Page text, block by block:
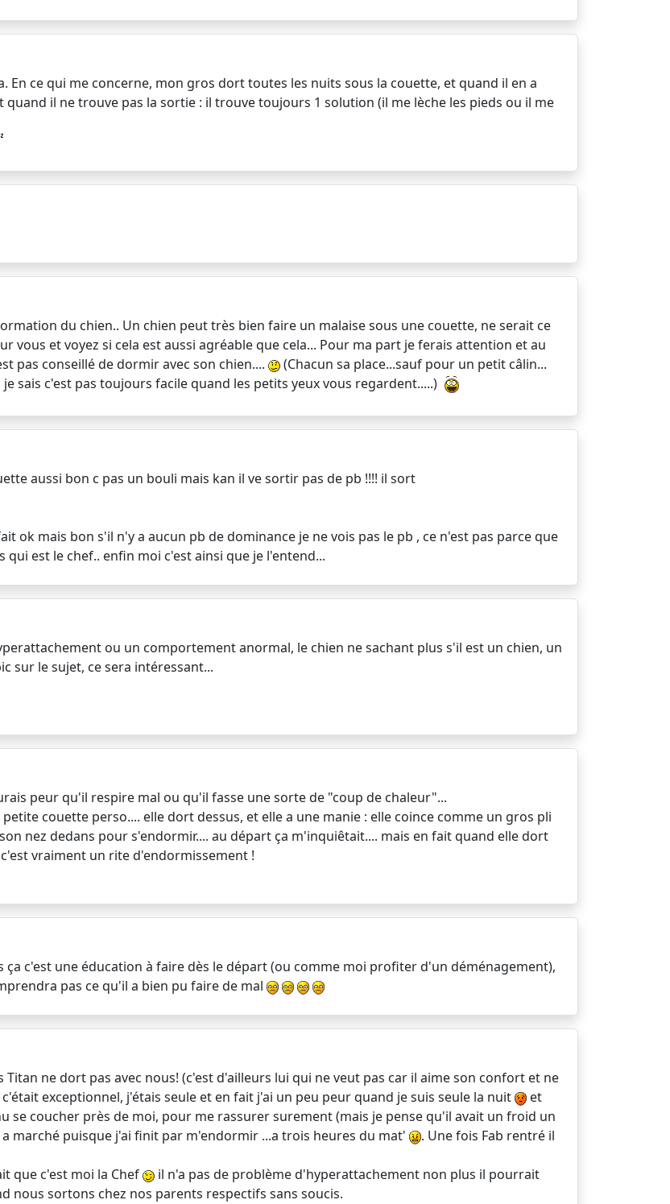
En ce qui me concerne, mon gros dort toutes les nuits sous la couette, et quand il en a
il ne trouve pas la sortie : il trouve toujours 1 solution (il me lèche les pieds ou il me
du chien.. Un chien peut très bien faire un malaise sous une couette, ne serait ce
vous et voyez si cela est aussi agréable que cela... Pour ma part je ferais attention et au
pas conseillé de dormir avec son chien....
(Chacun sa place...sauf pour un petit câlin...
je sais c'est pas toujours facile quand les petits yeux vous regardent.....)
aussi bon c pas un bouli mais kan il ve sortir pas de pb !!!! il sort
ok mais bon s'il n'y a aucun pb de dominance je ne vois pas le pb , ce n'est pas parce que
est le chef.. enfin moi c'est ainsi que je l'entend...
ou un comportement anormal, le chien ne sachant plus s'il est un chien, un
sur le sujet, ce sera intéressant...
peur qu'il respire mal ou qu'il fasse une sorte de "coup de chaleur"...
couette perso.... elle dort dessus, et elle a une manie : elle coince comme un gros pli
nez dedans pour s'endormir.... au départ ça m'inquiêtait.... mais en fait quand elle dort
vraiment un rite d'endormissement !
c'est une éducation à faire dès le départ (ou comme moi profiter d'un déménagement),
pas ce qu'il a bien pu faire de mal
ne dort pas avec nous! (c'est d'ailleurs lui qui ne veut pas car il aime son confort et ne
exceptionnel, j'étais seule et en fait j'ai un peu peur quand je suis seule la nuit
et
se coucher près de moi, pour me rassurer surement (mais je pense qu'il avait un froid un
a marché puisque j'ai finit par m'endormir ...a trois heures du mat'
. Une fois Fab rentré il
que c'est moi la Chef
il n'a pas de problème d'hyperattachement non plus il pourrait
sortons chez nos parents respectifs sans soucis.